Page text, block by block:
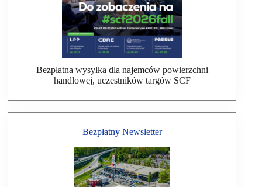
Bezpłatna wysyłka dla najemców powierzchni
handlowej, uczestników targów SCF
Bezpłatny Newsletter